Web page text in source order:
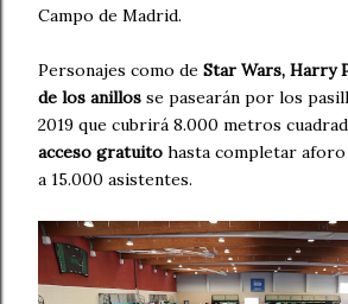
Campo de Madrid.
Personajes como de Star Wars, Harry
de los anillos se pasearán por los
2019 que cubrirá 8.000 metros
acceso gratuito hasta completar
a 15.000 asistentes.